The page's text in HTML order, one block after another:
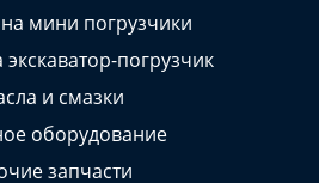
мини погрузчики
погрузчик
и смазки
оборудование
запчасти